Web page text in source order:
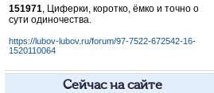
151971, Циферки, коротко, ёмко и точно о
сути одиночества.
https://lubov-lubov.ru/forum/97-7522-672542-16-
1520110064
Сейчас на сайте